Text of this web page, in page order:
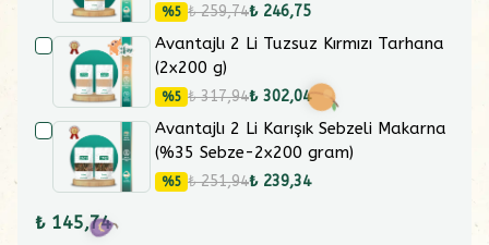
%5 ₺ 259,74₺ 246,75
Avantajlı 2 Li Tuzsuz Kırmızı Tarhana
(2x200 g)
%5 ₺ 317,94₺ 302,04
Avantajlı 2 Li Karışık Sebzeli Makarna
(%35 Sebze-2x200 gram)
%5 ₺ 251,94₺ 239,34
₺ 145,74